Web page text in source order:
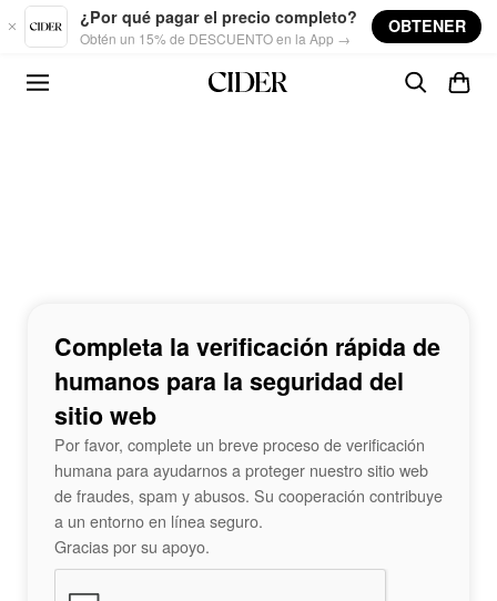
Skip to main content
¿Por qué pagar el precio completo?
Obtén un 15% de DESCUENTO en la App →
OBTENER
Completa la verificación rápida de
humanos para la seguridad del
sitio web
Por favor, complete un breve proceso de verificación
humana para ayudarnos a proteger nuestro sitio web
de fraudes, spam y abusos. Su cooperación contribuye
a un entorno en línea seguro.
Gracias por su apoyo.